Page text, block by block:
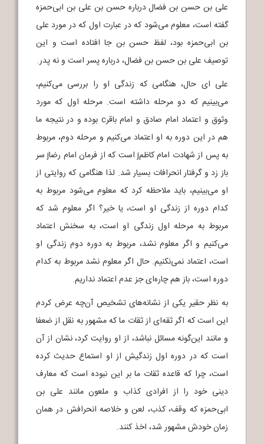
علی بن حسن بن فضال درباره حسن بن علی بن ابی‌حمزه
گفته است، معلوم می‌شود که در عبارت اول که در مورد علی
بن ابی‌حمزه بود، لفظ حسن بن جا افتاده است و این
توصیف علی بن حسن بن فضال، درباره پسر است و نه پدر.
علی ای حال، هنگامی که زندگی او را بررسی می‌کنیم،
می‌بینیم که دو مرحله داشته است. مرحله اول که مورد
وثوق و اعتماد امام صادق و امام باقرc بوده و در نتیجه ما
هم در این دوره به او اعتماد می‌کنیم و مرحله دوم، مربوط
به پس از شهادت امام کاظمj است که از فرمان امام رضاj سر
باز زد و گرفتار انحرافات بسیار شد. لذا هنگامی که روایتی از
او می‌بینیم، باید ملاحظه کرد که معلوم می‌شود مربوط به
کدام دوره از زندگی او است، یا خیر؟ اگر معلوم شد که
مربوط به مرحله اول زندگی او است، به سخنش اعتماد
می‌کنیم و اگر معلوم نشد، مربوط به دوره دوم زندگی او
است، اعتماد نمی‌نکنیم. حال اگر معلوم نشد مربوط به کدام
دوره است، باز هم چاره‌ای جز عدم اعتماد نداریم.
به نظر حقیر یکی از نشانه‌های تشخیص آن‌چه عرض کردم
این است که اگر ثقه‌ای از ثقات ما که مشهور به نقل از ضعفا
و مانند این‌گونه مسائل نباشد، از او روایت کرد، نشان از آن
است که در دوره اول زندگیش از او استماع حدیث کرده
است، چرا که قاعده ثقات ما بر این نبوده است که معارف
دینی خود را از افرادی کذاب و ملعون مانند علی بن
ابی‌حمزه که وقف، کذب، لعن و خلاصه انحرافش در همان
زمان خودش مشهور شد، اخذ کنند.